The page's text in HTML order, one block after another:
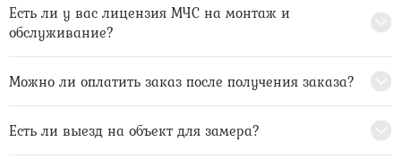
Есть ли у вас лицензия МЧС на монтаж и
обслуживание?
Можно ли оплатить заказ после получения заказа?
Есть ли выезд на объект для замера?